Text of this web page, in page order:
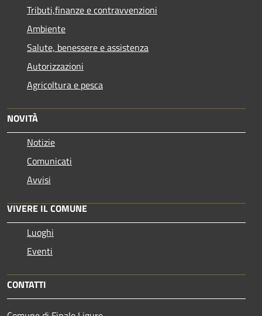
Tributi,finanze e contravvenzioni
Ambiente
Salute, benessere e assistenza
Autorizzazioni
Agricoltura e pesca
NOVITÀ
Notizie
Comunicati
Avvisi
VIVERE IL COMUNE
Luoghi
Eventi
CONTATTI